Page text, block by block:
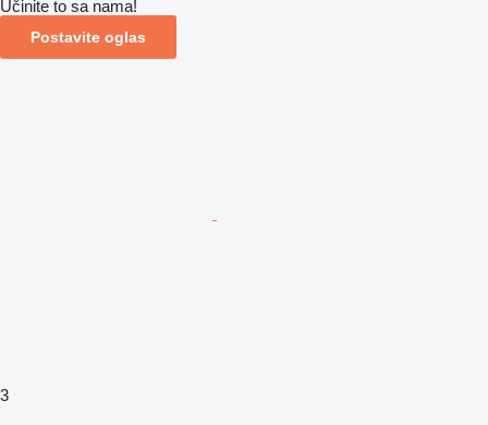
Učinite to sa nama!
Postavite oglas
3